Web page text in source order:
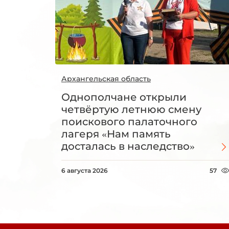
Архангельская область
Однополчане открыли
четвёртую летнюю смену
поискового палаточного
лагеря «Нам память
досталась в наследство»
6 августа 2026 57